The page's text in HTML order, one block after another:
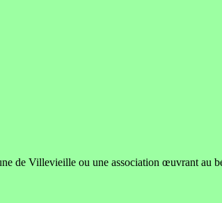
de Villevieille ou une association œuvrant au